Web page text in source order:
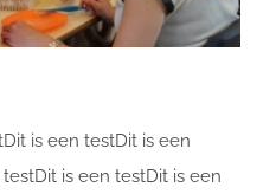
is een testDit is een
is een testDit is een